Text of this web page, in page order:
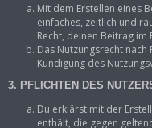
Mit dem Erstellen eines
einfaches, zeitlich und
Recht, deinen Beitrag im
Das Nutzungsrecht
Kündigung des
3. PFLICHTEN DES
Du erklärst mit der
enthält, die gegen